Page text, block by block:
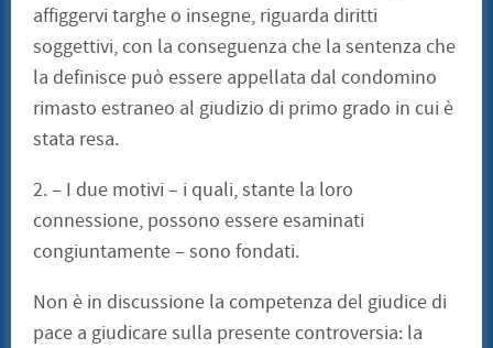
affiggervi targhe o insegne, riguarda diritti
soggettivi, con la conseguenza che la sentenza che
la definisce può essere appellata dal condomino
rimasto estraneo al giudizio di primo grado in cui è
stata resa.
2. – I due motivi – i quali, stante la loro
connessione, possono essere esaminati
congiuntamente – sono fondati.
Non è in discussione la competenza del giudice di
pace a giudicare sulla presente controversia: la